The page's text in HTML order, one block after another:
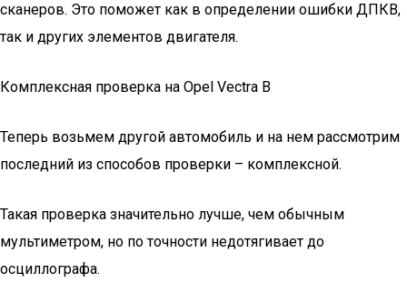
сканеров. Это поможет как в определении ошибки ДПКВ,
так и других элементов двигателя.
Комплексная проверка на Opel Vectra B
Теперь возьмем другой автомобиль и на нем рассмотрим
последний из способов проверки – комплексной.
Такая проверка значительно лучше, чем обычным
мультиметром, но по точности недотягивает до
осциллографа.